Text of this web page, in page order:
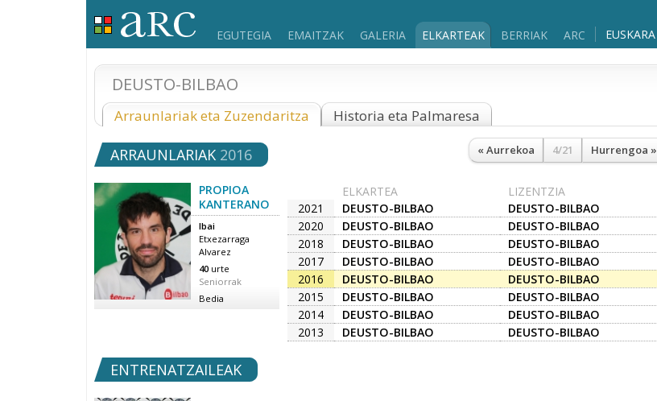
EGUTEGIA EMAITZAK GALERIA ELKARTEAK BERRIAK ARC EUSKARA
DEUSTO-BILBAO
Arraunlariak eta Zuzendaritza Historia eta Palmaresa
« Aurrekoa 4/21 Hurrengoa »
ARRAUNLARIAK 2016
PROPIOA
KANTERANO
Ibai
Etxezarraga
Alvarez
40 urte
Seniorrak
Bedia
ELKARTEA
LIZENTZIA
2021
DEUSTO-BILBAO
DEUSTO-BILBAO
2020
DEUSTO-BILBAO
DEUSTO-BILBAO
2018
DEUSTO-BILBAO
DEUSTO-BILBAO
2017
DEUSTO-BILBAO
DEUSTO-BILBAO
2016
DEUSTO-BILBAO
DEUSTO-BILBAO
2015
DEUSTO-BILBAO
DEUSTO-BILBAO
2014
DEUSTO-BILBAO
DEUSTO-BILBAO
2013
DEUSTO-BILBAO DEUSTO-BILBAO
ENTRENATZAILEAK